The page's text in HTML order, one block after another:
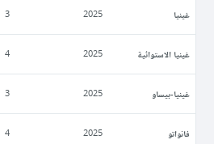
غينيا 2025
3
غينيا الاستوائية 2025
4
غينيا-بيساو 2025
3
فانواتو 2025
4